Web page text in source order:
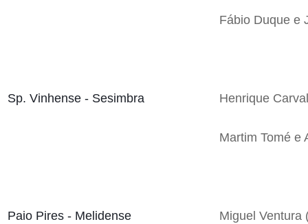
Fábio Duque e
Sp. Vinhense - Sesimbra Henrique
Martim Tomé e
Paio Pires - Melidense Miguel Ventura